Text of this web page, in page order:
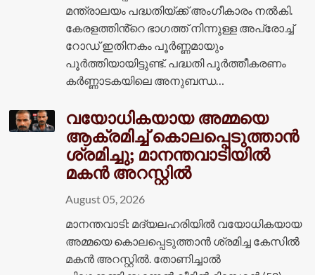
മന്ത്രാലയം പദ്ധതിയ്ക്ക് അംഗീകാരം നൽകി.
കേരളത്തിൻ്റെ ഭാഗത്ത് നിന്നുള്ള അപ്രോച്ച്
റോഡ് ഇതിനകം പൂർണ്ണമായും
പൂർത്തിയായിട്ടുണ്ട്. പദ്ധതി പൂർത്തീകരണം
കർണ്ണാടകയിലെ അനുബന്ധ…
വയോധികയായ അമ്മയെ
ആക്രമിച്ച് കൊലപ്പെടുത്താൻ
ശ്രമിച്ചു; മാനന്തവാടിയിൽ
മകൻ അറസ്റ്റിൽ
August 05, 2026
മാനന്തവാടി: മദ്യലഹരിയിൽ വയോധികയായ
അമ്മയെ കൊലപ്പെടുത്താൻ ശ്രമിച്ച കേസിൽ
മകൻ അറസ്റ്റിൽ. തോണിച്ചാൽ